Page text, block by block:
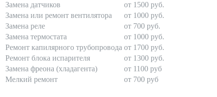
Замена датчиков
от 1500 руб.
Замена или ремонт вентилятора
от 1000 руб.
Замена реле
от 700 руб.
Замена термостата
от 1000 руб.
Ремонт капилярного трубопровода от 1700 руб.
Ремонт блока испарителя
от 1300 руб.
Замена фреона (хладагента)
от 1100 руб
Мелкий ремонт
от 700 руб